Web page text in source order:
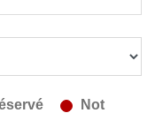
Not